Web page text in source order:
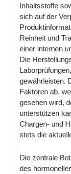
Inhaltsstoffe
sich auf der
Reinheit und
einer internen
Die
gewährleisten.
Faktoren ab,
gesehen wird,
unterstützen
Chargen- und
stets die
Die zentrale
des